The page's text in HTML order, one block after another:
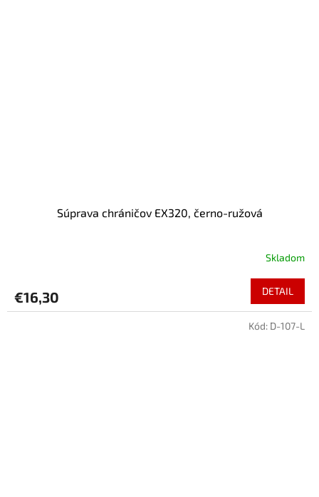
Súprava chráničov EX320, černo-ružová
Skladom
€16,30 DETAIL
Kód: D-107-L